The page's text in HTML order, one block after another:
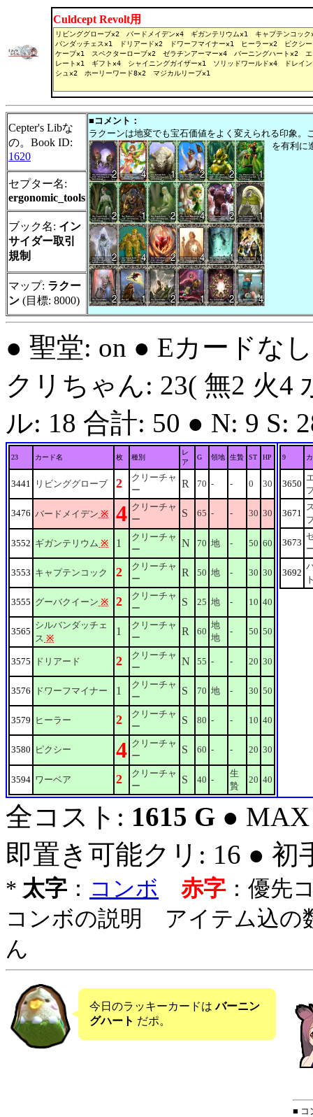
Culdcept Revolt用
Cepter's Libな
の。Book ID:
1620
■コメント：
ラクーンは地変でも宝石価値をよく変えられる印象
を有利に
セプター名:
ergonomic_tools
ブック名: イン
サイダー取引
規制
マップ: ラクー
ン (目標: 8000)
● 聖堂: on ● Eカードな
クリちゃん: 23( 無2 火4
ル: 18 合計: 50 ● N: 9 S:
23 カード名 枚 種別
レ
ア
G 領地 生贄 ST HP
3441 リビンググローブ 2
クリーチャ
ー
R 70 - - 0 30
3476 バードメイデン ※ 4 クリーチャ
ー
S 65 - - 30 30
3552 ギガンテリウム ※ 1
クリーチャ
ー
N 70 地 - 50 60
3553 キャプテンコック 2
クリーチャ
ー
R 50 地 - 30 30
3555 グーバクイーン ※ 2
クリーチャ
ー
S 25 地 - 10 40
3565
シルバンダッチェ
ス ※
1
クリーチャ
ー
R 60
地
地
- 50 50
3575 ドリアード 2
クリーチャ
ー
N 55 - - 20 30
3576 ドワーフマイナー 1
クリーチャ
ー
S 70 地 - 30 50
3579 ヒーラー 2
クリーチャ
ー
S 80 - - 10 40
3580 ピクシー 4 クリーチャ
ー
S 60 - - 20 30
3594 ワーベア 2
クリーチャ
ー
S 40 -
生
贄
20 40
9
3650
3671
3673
3692
全コスト: 1615 G ●
即置き可能クリ: 16 ● 初
* 太字 ： コンボ 赤字 ：優先
コンボの説明 アイテム込の
ん
今日のラッキーカードはバーニン
グハート だポ。
■ コ